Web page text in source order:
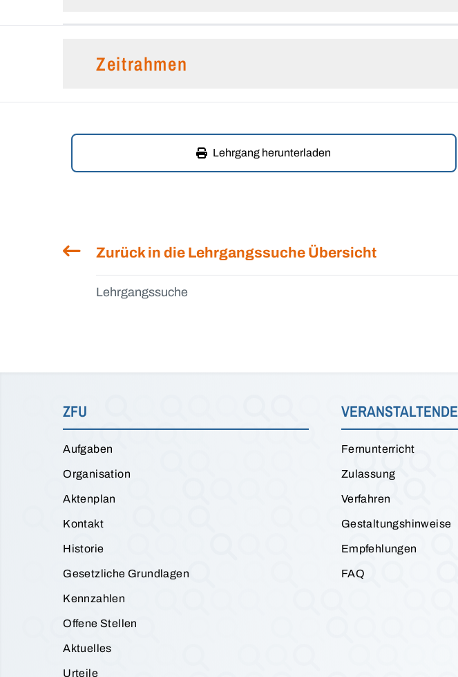
Zeitrahmen
Lehrgang herunterladen
Zurück in die Lehrgangssuche Übersicht
Lehrgangssuche
ZFU
Aufgaben
Organisation
Aktenplan
Kontakt
Historie
Gesetzliche Grundlagen
Kennzahlen
Offene Stellen
Aktuelles
Urteile
VERANSTALTENDE
Fernunterricht
Zulassung
Verfahren
Gestaltungshinweise
Empfehlungen
FAQ